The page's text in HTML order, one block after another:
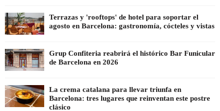
Terrazas y 'rooftops' de hotel para soportar el
agosto en Barcelona: gastronomía, cócteles y vistas
Grup Confiteria reabrirá el histórico Bar Funicular
de Barcelona en 2026
La crema catalana para llevar triunfa en
Barcelona: tres lugares que reinventan este postre
clásico